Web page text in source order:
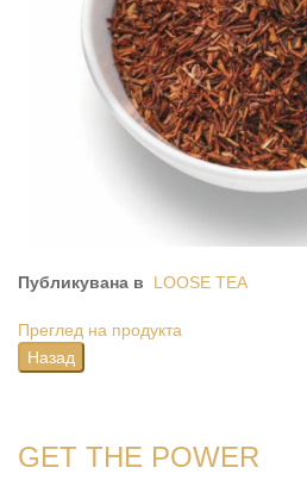
Публикувана в LOOSE TEA
Преглед на продукта
GET THE POWER